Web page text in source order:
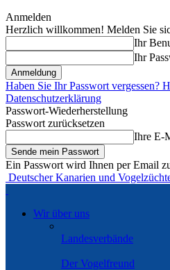
Anmelden
Herzlich willkommen! Melden Sie
Ihr
Ihr
Haben Sie Ihr Passwort vergessen?
Datenschutzerklärung
Passwort-Wiederherstellung
Passwort zurücksetzen
Ihre E-
Ein Passwort wird Ihnen per Email
Deutscher Kanarien und
Wir über uns
Landesverbände
Der Vogelfreund